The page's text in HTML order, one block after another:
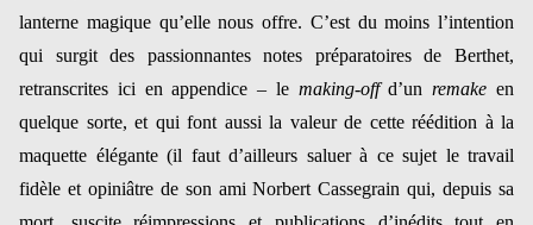
lanterne magique qu’elle nous offre. C’est du moins l’intention
qui surgit des passionnantes notes préparatoires de Berthet,
retranscrites ici en appendice – le making-offd’unremake en
quelque sorte, et qui font aussi la valeur de cette réédition à la
maquette élégante (il faut d’ailleurs saluer à ce sujet le travail
fidèle et opiniâtre de son ami Norbert Cassegrain qui, depuis sa